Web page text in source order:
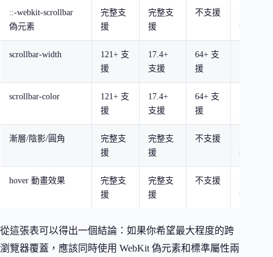
::-webkit-scrollbar
偽元素
完整支
援
完整支
援
不支援
完整支
援
scrollbar-width
121+ 支
援
17.4+
支援
64+ 支
援
scrollbar-color
121+ 支
援
17.4+
支援
64+ 支
援
漸層/陰影/圓角
完整支
援
完整支
援
不支援
完整支
援
hover 動畫效果
完整支
援
完整支
援
不支援
完整支
援
從這張表可以得出一個結論：如果你希望最大程度的跨
瀏覽器覆蓋，應該同時使用 WebKit 偽元素和標準屬性兩